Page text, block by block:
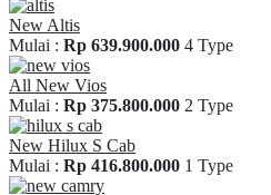
New Altis
Mulai : Rp 639.900.000 4 Type
All New Vios
Mulai : Rp 375.800.000 2 Type
New Hilux S Cab
Mulai : Rp 416.800.000 1 Type